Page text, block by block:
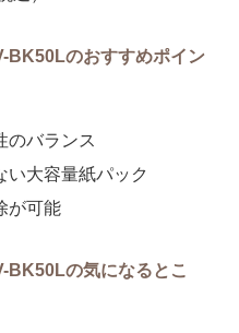
BK50Lのおすすめポイン
のバランス
い大容量紙パック
が可能
BK50Lの気になるとこ